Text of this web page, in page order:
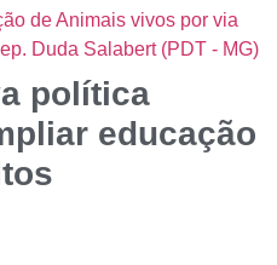
política
educação